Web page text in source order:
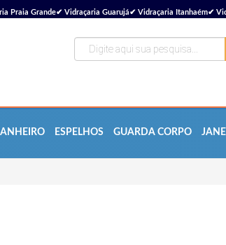
Praia Grande✔ Vidraçaria Guarujá✔ Vidraçaria Itanhaém✔
ESPELHOS GUARDA CORPO